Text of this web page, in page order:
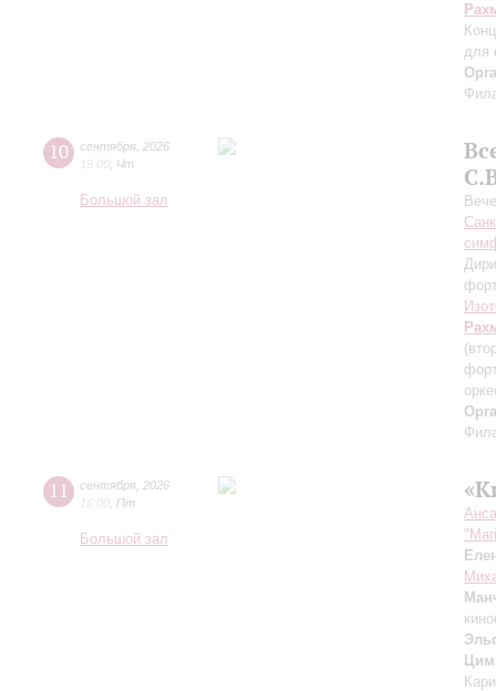
для
10 сентября 2026
19:00 Чт
Большой зал
11 сентября 2026
16:00 Пт
Большой зал